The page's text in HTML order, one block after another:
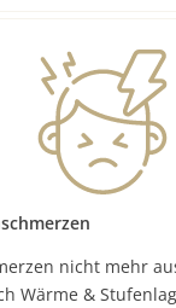
nicht mehr
Wärme &